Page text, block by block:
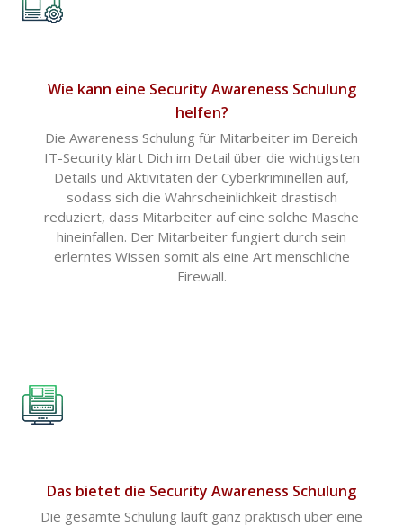
Wie kann eine Security Awareness Schulung
helfen?
Die Awareness Schulung für Mitarbeiter im Bereich
IT-Security klärt Dich im Detail über die wichtigsten
Details und Aktivitäten der Cyberkriminellen auf,
sodass sich die Wahrscheinlichkeit drastisch
reduziert, dass Mitarbeiter auf eine solche Masche
hineinfallen. Der Mitarbeiter fungiert durch sein
erlerntes Wissen somit als eine Art menschliche
Firewall.
Das bietet die Security Awareness Schulung
Die gesamte Schulung läuft ganz praktisch über eine